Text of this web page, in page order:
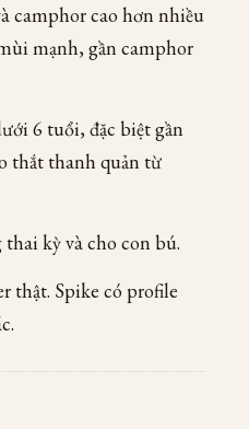
camphor cao hơn nhiều
mạnh, gần camphor
6 tuổi, đặc biệt gần
thắt thanh quản từ
kỳ và cho con bú.
thật. Spike có profile